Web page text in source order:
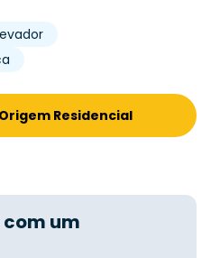
Residencial
um